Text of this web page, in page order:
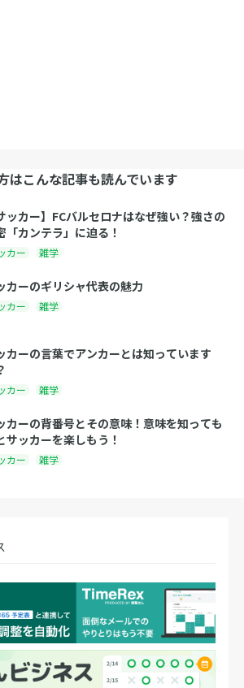
はこんな記事も読んでいます
ッカー】FCバルセロナはなぜ強い？強さの
「カンテラ」に迫る！
カー 雑学
カーのギリシャ代表の魅力
カー 雑学
カーの言葉でアンカーとは知っています
カー 雑学
カーの背番号とその意味！意味を知っても
サッカーを楽しもう！
カー 雑学